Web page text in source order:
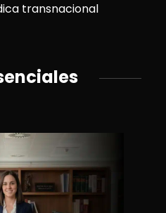
transnacional